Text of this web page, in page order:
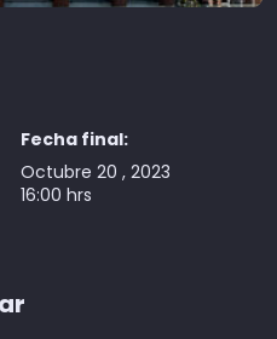
Fecha final:
Octubre 20 , 2023
16:00 hrs